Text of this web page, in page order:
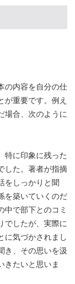
の内容を自分の仕
が重要です。例え
場合、次のように
特に印象に残った
した。著者が指摘
をしっかりと聞
を築いていくのだ
中で部下とのコミ
でしたが、実際に
に気づかされまし
き、その思いを汲
きたいと思いま